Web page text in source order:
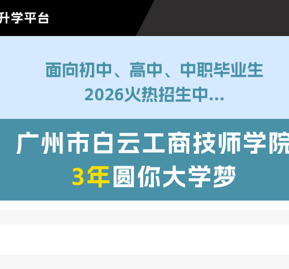
学平台
面向初中、高中、中职毕业生
2026火热招生中...
广州市白云工商技师学
3年圆你大学梦